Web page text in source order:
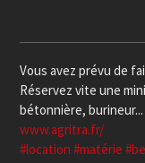
Vous avez prévu de
Réservez vite une
bétonnière, burineur...
www.agritra.fr/
#location #matérie